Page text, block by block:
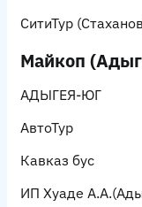
СитиТур
Майкоп
АДЫГЕЯ-ЮГ
АвтоТур
Кавказ бус
ИП Хуаде А.А.